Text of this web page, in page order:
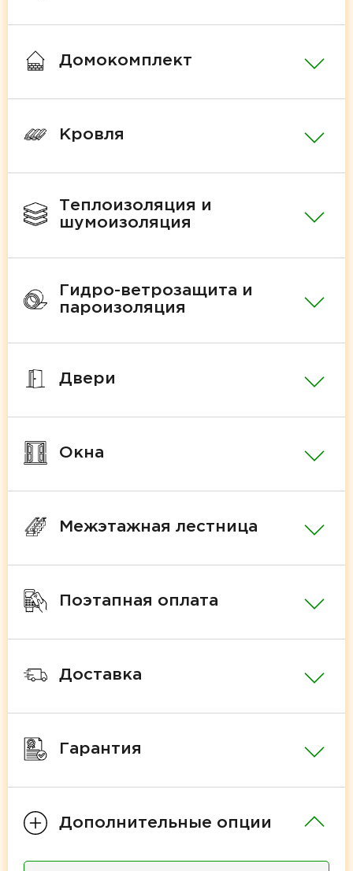
Домокомплект
Кровля
Теплоизоляция и
шумоизоляция
Гидро-ветрозащита и
пароизоляция
Двери
Окна
Межэтажная лестница
Поэтапная оплата
Доставка
Гарантия
Дополнительные опции